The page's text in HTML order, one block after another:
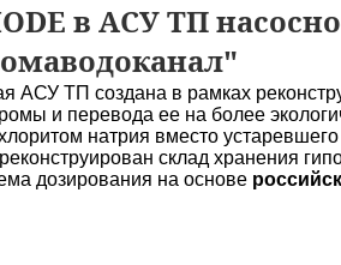
в АСУ ТП
АСУ ТП создана в рамках
и перевода ее на более
натрия вместо
склад хранения
дозирования на основе